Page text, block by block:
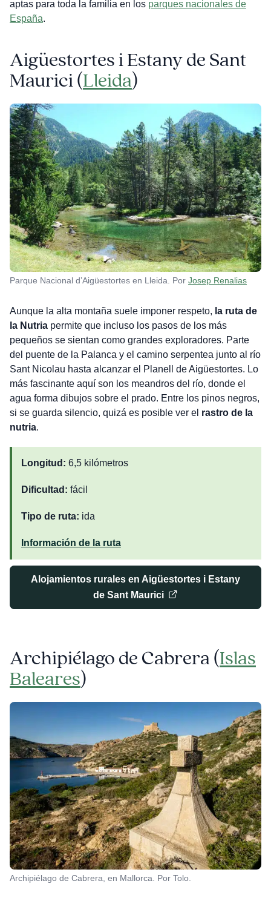
aptas para toda la familia en los parques nacionales de
España.
Aigüestortes i Estany de Sant
Maurici (Lleida)
Parque Nacional d’Aigüestortes en Lleida. Por Josep Renalias
Aunque la alta montaña suele imponer respeto, la ruta de
la Nutriapermite que incluso los pasos de los más
pequeños se sientan como grandes exploradores. Parte
del puente de la Palanca y el camino serpentea junto al río
Sant Nicolau hasta alcanzar el Planell de Aigüestortes. Lo
más fascinante aquí son los meandros del río, donde el
agua forma dibujos sobre el prado. Entre los pinos negros,
si se guarda silencio, quizá es posible ver el rastro de la
nutria.
Longitud: 6,5 kilómetros
Dificultad: fácil
Tipo de ruta: ida
Información de la ruta
Alojamientos rurales en Aigüestortes i Estany
de Sant Maurici
Archipiélago de Cabrera (Islas
Baleares)
Archipiélago de Cabrera, en Mallorca. Por Tolo.